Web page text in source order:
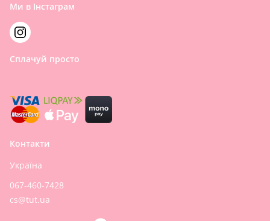
Ми в Інстаграм
Сплачуй просто
Контакти
Україна
067-460-7428
cs@tut.ua